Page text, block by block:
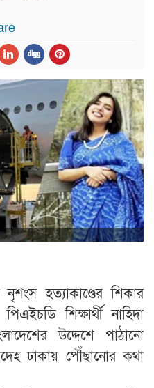
নৃশংস হত্যাকাণ্ডের শিকার
শিক্ষার্থী নাহিদা
উদ্দেশে পাঠানো
ঢাকায় পৌঁছানোর কথা